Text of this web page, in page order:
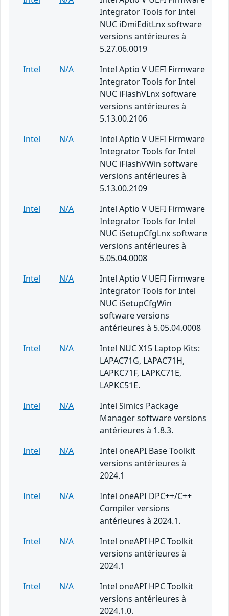
Integrator Tools for Intel
NUC iDmiEditLnx software
versions antérieures à
5.27.06.0019
Intel
N/A
Intel Aptio V UEFI Firmware
Integrator Tools for Intel
NUC iFlashVLnx software
versions antérieures à
5.13.00.2106
Intel
N/A
Intel Aptio V UEFI Firmware
Integrator Tools for Intel
NUC iFlashVWin software
versions antérieures à
5.13.00.2109
Intel
N/A
Intel Aptio V UEFI Firmware
Integrator Tools for Intel
NUC iSetupCfgLnx software
versions antérieures à
5.05.04.0008
Intel
N/A
Intel Aptio V UEFI Firmware
Integrator Tools for Intel
NUC iSetupCfgWin
software versions
antérieures à 5.05.04.0008
Intel
N/A
Intel NUC X15 Laptop Kits:
LAPAC71G, LAPAC71H,
LAPKC71F, LAPKC71E,
LAPKC51E.
Intel
N/A
Intel Simics Package
Manager software versions
antérieures à 1.8.3.
Intel
N/A
Intel oneAPI Base Toolkit
versions antérieures à
2024.1
Intel
N/A
Intel oneAPI DPC++/C++
Compiler versions
antérieures à 2024.1.
Intel
N/A
Intel oneAPI HPC Toolkit
versions antérieures à
2024.1
Intel
N/A
Intel oneAPI HPC Toolkit
versions antérieures à
2024.1.0.